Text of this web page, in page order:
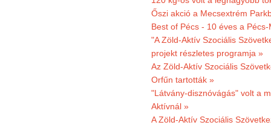
Őszi akció a Mecsextrém
Best of Pécs - 10 éves a
"A Zöld-Aktív Szociális
projekt részletes programja »
Az Zöld-Aktív Szociális
Orfűn tartották »
"Látvány-disznóvágás" volt a
Aktívnál »
A Zöld-Aktív Szociális